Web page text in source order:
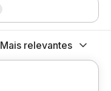
Mais relevantes